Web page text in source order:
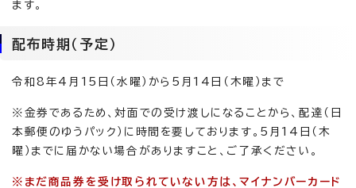
ます。
配布時期（予定）
令和8年4月15日（水曜）から5月14日（木曜）まで
※金券であるため、対面での受け渡しになることから、配達（日
本郵便のゆうパック）に時間を要しております。5月14日（木
曜）までに届かない場合がありますこと、ご了承ください。
※まだ商品券を受け取られていない方は、マイナンバーカード